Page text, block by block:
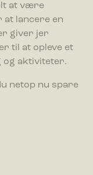
at være
lancere en
giver jer
til at opleve et
og aktiviteter.
netop nu spare